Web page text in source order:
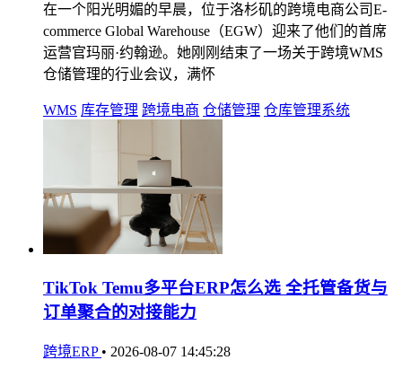
在一个阳光明媚的早晨，位于洛杉矶的跨境电商公司E-
commerce Global Warehouse（EGW）迎来了他们的首席
运营官玛丽·约翰逊。她刚刚结束了一场关于跨境WMS
仓储管理的行业会议，满怀
WMS 库存管理 跨境电商 仓储管理 仓库管理系统
TikTok Temu多平台ERP怎么选 全托管备货与
订单聚合的对接能力
跨境ERP • 2026-08-07 14:45:28